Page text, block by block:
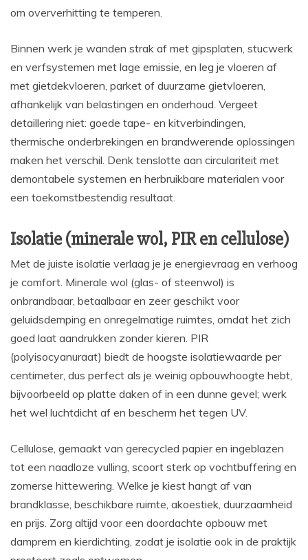
om oververhitting te temperen.
Binnen werk je wanden strak af met gipsplaten, stucwerk
en verfsystemen met lage emissie, en leg je vloeren af
met gietdekvloeren, parket of duurzame gietvloeren,
afhankelijk van belastingen en onderhoud. Vergeet
detaillering niet: goede tape- en kitverbindingen,
thermische onderbrekingen en brandwerende oplossingen
maken het verschil. Denk tenslotte aan circulariteit met
demontabele systemen en herbruikbare materialen voor
een toekomstbestendig resultaat.
Isolatie (minerale wol, PIR en cellulose)
Met de juiste isolatie verlaag je je energievraag en verhoog
je comfort. Minerale wol (glas- of steenwol) is
onbrandbaar, betaalbaar en zeer geschikt voor
geluidsdemping en onregelmatige ruimtes, omdat het zich
goed laat aandrukken zonder kieren. PIR
(polyisocyanuraat) biedt de hoogste isolatiewaarde per
centimeter, dus perfect als je weinig opbouwhoogte hebt,
bijvoorbeeld op platte daken of in een dunne gevel; werk
het wel luchtdicht af en bescherm het tegen UV.
Cellulose, gemaakt van gerecycled papier en ingeblazen
tot een naadloze vulling, scoort sterk op vochtbuffering en
zomerse hittewering. Welke je kiest hangt af van
brandklasse, beschikbare ruimte, akoestiek, duurzaamheid
en prijs. Zorg altijd voor een doordachte opbouw met
damprem en kierdichting, zodat je isolatie ook in de praktijk